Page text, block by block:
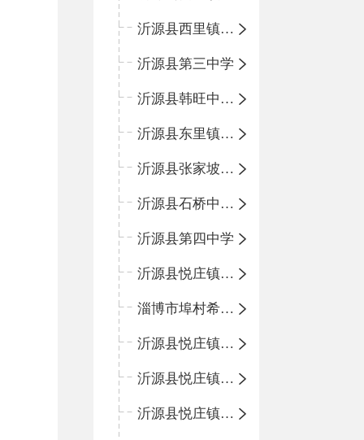
沂源县西里镇团圆小学
沂源县第三中学
沂源县韩旺中心学校
沂源县东里镇中心小学
沂源县张家坡中心学校
沂源县石桥中心学校
沂源县第四中学
沂源县悦庄镇中心小学
淄博市埠村希望小学
沂源县悦庄镇青龙山小学
沂源县悦庄镇鲍庄完小
沂源县悦庄镇赵庄小学